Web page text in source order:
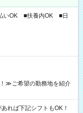
いOK ■扶養内OK ■日
≫ご希望の勤務地を紹介